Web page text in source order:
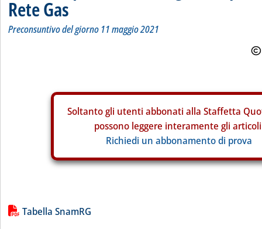
Rete Gas
Preconsuntivo del giorno 11 maggio 2021
Soltanto gli utenti abbonati alla Staffetta
possono leggere interamente gli
Richiedi un abbonamento di prova
Lista allegati PDF alla notizia
Tabella SnamRG